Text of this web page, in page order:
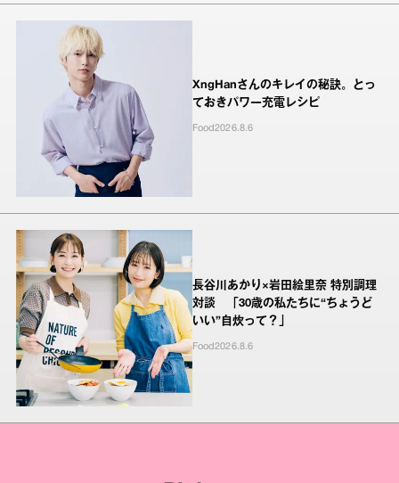
XngHanさんのキレイの秘訣。とっ
ておきパワー充電レシピ
Food2026.8.6
長谷川あかり×岩田絵里奈 特別調理
対談 「30歳の私たちに“ちょうど
いい”自炊って？」
Food2026.8.6